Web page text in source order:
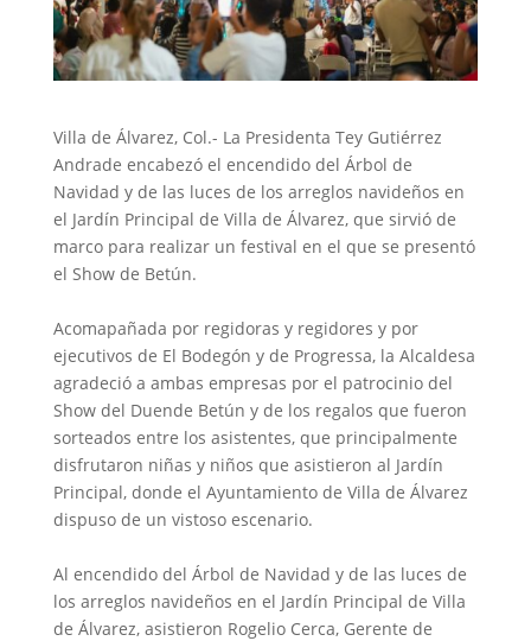
Villa de Álvarez, Col.- La Presidenta Tey Gutiérrez
Andrade encabezó el encendido del Árbol de
Navidad y de las luces de los arreglos navideños en
el Jardín Principal de Villa de Álvarez, que sirvió de
marco para realizar un festival en el que se presentó
el Show de Betún.
‎Acomapañada por regidoras y regidores y por
ejecutivos de El Bodegón y de Progressa, la Alcaldesa
agradeció a ambas empresas por el patrocinio del
Show del Duende Betún y de los regalos que fueron
sorteados entre los asistentes, que principalmente
disfrutaron niñas y niños que asistieron al Jardín
Principal, donde el Ayuntamiento de Villa de Álvarez
dispuso de un vistoso escenario.
‎Al encendido del Árbol de Navidad y de las luces de
los arreglos navideños en el Jardín Principal de Villa
de Álvarez, asistieron Rogelio Cerca, Gerente de